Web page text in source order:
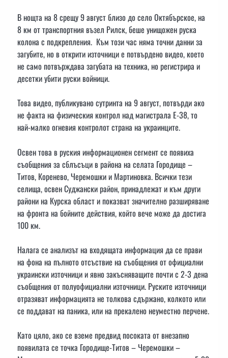
В нощта на 8 срещу 9 август близо до село Октябърское, на
8 км от транспортния възел Рилск, беше унищожен руска
колона с подкрепления. Към този час няма точни данни за
загубите, но в открити източници е потвърдено видео, което
не само потвърждава загубата на техника, но регистрира и
десетки убити руски войници.
Това видео, публикувано сутринта на 9 август, потвърди ако
не факта на физическия контрол над магистрала Е-38, то
най-малко огневия контролот страна на украинците.
Освен това в руския информационен сегмент се появиха
съобщения за сблъсъци в района на селата Городище –
Титов, Коренево, Черемошки и Мартиновка. Всички тези
селища, освен Суджански район, принадлежат и към други
райони на Курска област и показват значително разширяване
на фронта на бойните действия, който вече може да достига
100 км.
Налага се анализът на входящата информация да се прави
на фона на пълното отсъствие на съобщения от официални
украински източници и явно закъсняващите почти с 2-3 дена
съобщения от полуофициални източници. Руските източници
отразяват информацията не толкова сдържано, колкото или
се поддават на паника, или на прекалено неуместно перчене.
Като цяло, ако се вземе предвид посоката от внезапно
появилата се точка Городище-Титов – Черемошки –